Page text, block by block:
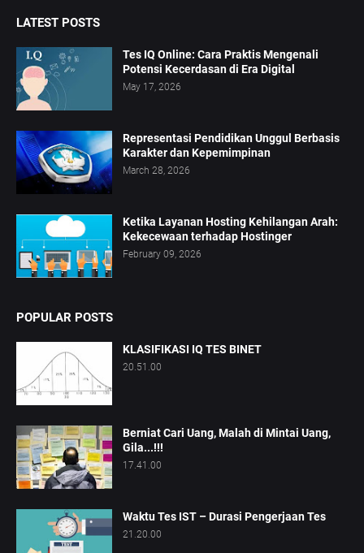
LATEST POSTS
Tes IQ Online: Cara Praktis Mengenali
Potensi Kecerdasan di Era Digital
May 17, 2026
Representasi Pendidikan Unggul Berbasis
Karakter dan Kepemimpinan
March 28, 2026
Ketika Layanan Hosting Kehilangan Arah:
Kekecewaan terhadap Hostinger
February 09, 2026
POPULAR POSTS
KLASIFIKASI IQ TES BINET
20.51.00
Berniat Cari Uang, Malah di Mintai Uang,
Gila...!!!
17.41.00
Waktu Tes IST – Durasi Pengerjaan Tes
21.20.00